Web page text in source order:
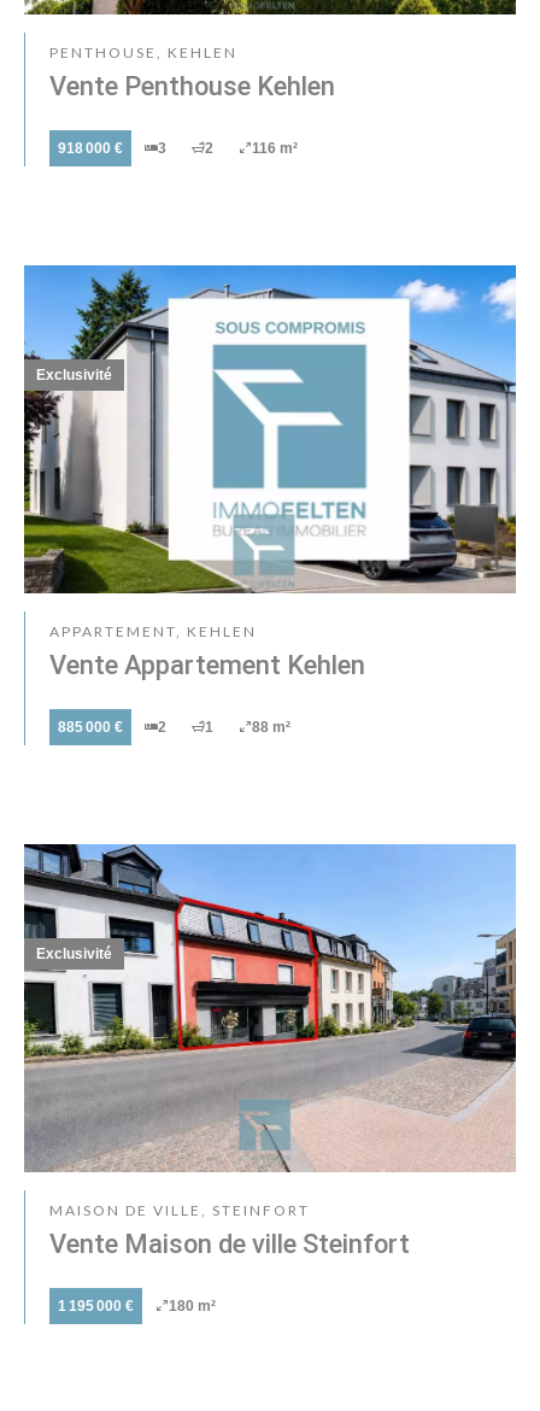
PENTHOUSE, KEHLEN
Vente Penthouse Kehlen
918 000 € 3 2 116 m²
APPARTEMENT, KEHLEN
Vente Appartement Kehlen
885 000 € 2 1 88 m²
Exclusivité
MAISON DE VILLE, STEINFORT
Vente Maison de ville Steinfort
1 195 000 € 180 m²
Exclusivité